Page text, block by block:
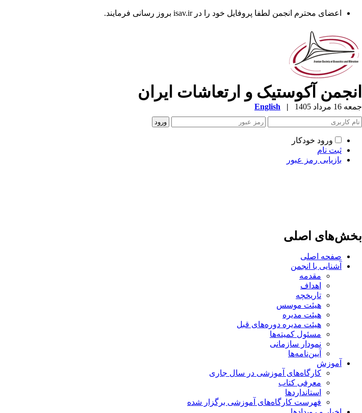
اعضای محترم انجمن لطفا پروفایل خود را در isav.ir بروز رسانی فرمایند.
انجمن آکوستیک و ارتعاشات ایران
جمعه 16 مرداد 1405 |
English
ورود خودکار
ثبت نام
بازیابی رمز عبور
بخش‌های اصلی
صفحه اصلی
آشنایی با انجمن
مقدمه
اهداف
تاریخچه
هیئت موسس
هیئت مدیره
هیئت مدیره دوره‌های قبل
مسئول کمیته‌ها
نمودار سازمانی
آیین‌نامه‌ها
آموزش
کارگاه‌های آموزشی در سال جاری
معرفی کتاب
استانداردها
فهرست کارگاه‌های آموزشی برگزار شده